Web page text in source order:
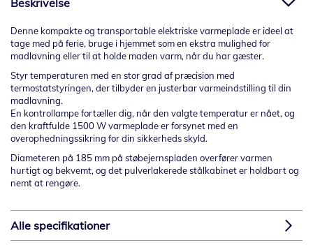
Beskrivelse
Denne kompakte og transportable elektriske varmeplade er ideel at
tage med på ferie, bruge i hjemmet som en ekstra mulighed for
madlavning eller til at holde maden varm, når du har gæster.
Styr temperaturen med en stor grad af præcision med
termostatstyringen, der tilbyder en justerbar varmeindstilling til din
madlavning.
En kontrollampe fortæller dig, når den valgte temperatur er nået, og
den kraftfulde 1500 W varmeplade er forsynet med en
overophedningssikring for din sikkerheds skyld.
Diameteren på 185 mm på støbejernspladen overfører varmen
hurtigt og bekvemt, og det pulverlakerede stålkabinet er holdbart og
nemt at rengøre.
Alle specifikationer